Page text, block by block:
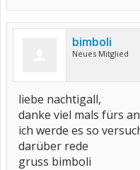
bimboli
Neues Mitglied
liebe nachtigall,
danke viel mals fürs
ich werde es so
darüber rede
gruss bimboli